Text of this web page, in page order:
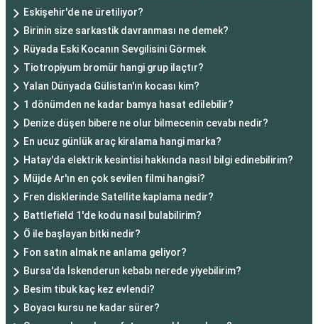
Eskişehir'de ne üretiliyor?
Birinin size sarkastik davranması ne demek?
Rüyada Eski Kocanın Sevgilisini Görmek
Tiotropiyum bromür hangi grup ilaçtır?
Yalan Dünyada Gülistan'ın kocası kim?
1 dönümden ne kadar bamya hasat edilebilir?
Denize düşen bibere ne olur bilmecenin cevabı nedir?
En ucuz günlük araç kiralama hangi marka?
Hatay'da elektrik kesintisi hakkında nasıl bilgi edinebilirim?
Müjde Ar'ın en çok sevilen filmi hangisi?
Fren disklerinde Satellite kaplama nedir?
Battlefield 1'de kodu nasıl bulabilirim?
Ö ile başlayan bitki nedir?
Fon satın almak ne anlama geliyor?
Bursa'da İskenderun kebabı nerede yiyebilirim?
Besim tibuk kaç kez evlendi?
Boyacı kursu ne kadar sürer?